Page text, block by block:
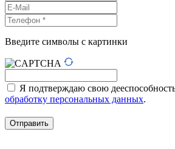
Введите символы с картинки
Я подтверждаю свою
обработку персональных данных.